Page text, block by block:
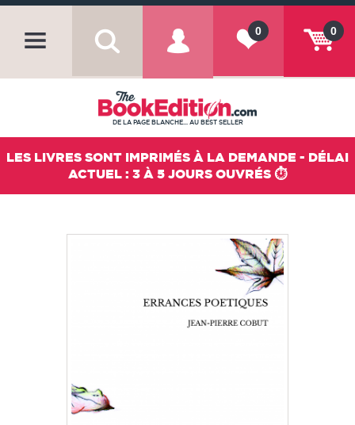
0
0
DE LA PAGE BLANCHE... AU BEST SELLER
LES LIVRES SONT IMPRIMÉS À LA DEMANDE - DÉLAI
ACTUEL : 3 À 5 JOURS OUVRÉS ⏱️